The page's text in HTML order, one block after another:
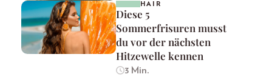
HAIR
Diese 5
Sommerfrisuren musst
du vor der nächsten
Hitzewelle kennen
3 Min.